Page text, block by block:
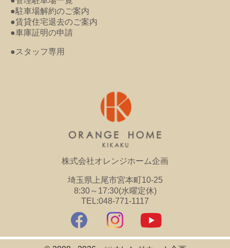
●駐車場解約のご案内
●賃貸住宅退去のご案内
●車庫証明の申請
●スタッフ専用
株式会社オレンジホーム企画
埼玉県上尾市宮本町10-25
8:30～17:30(水曜定休)
TEL:048-771-1117